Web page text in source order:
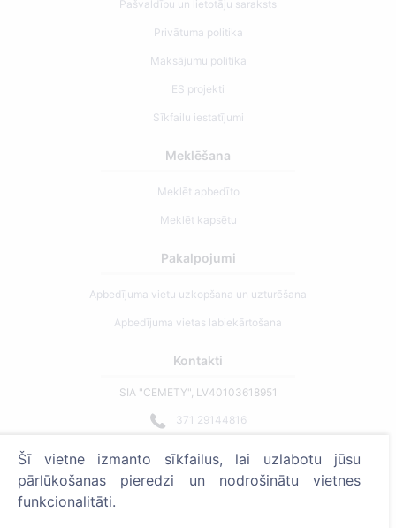
Pašvaldību un lietotāju saraksts
Privātuma politika
Maksājumu politika
ES projekti
Sīkfailu iestatījumi
Meklēšana
Meklēt apbedīto
Meklēt kapsētu
Pakalpojumi
Apbedījuma vietu uzkopšana un uzturēšana
Apbedījuma vietas labiekārtošana
Kontakti
SIA "CEMETY", LV40103618951
371 29144816
Strādājam visā Latvijā!
Šī vietne izmanto sīkfailus, lai uzlabotu jūsu
pārlūkošanas pieredzi un nodrošinātu vietnes
funkcionalitāti.